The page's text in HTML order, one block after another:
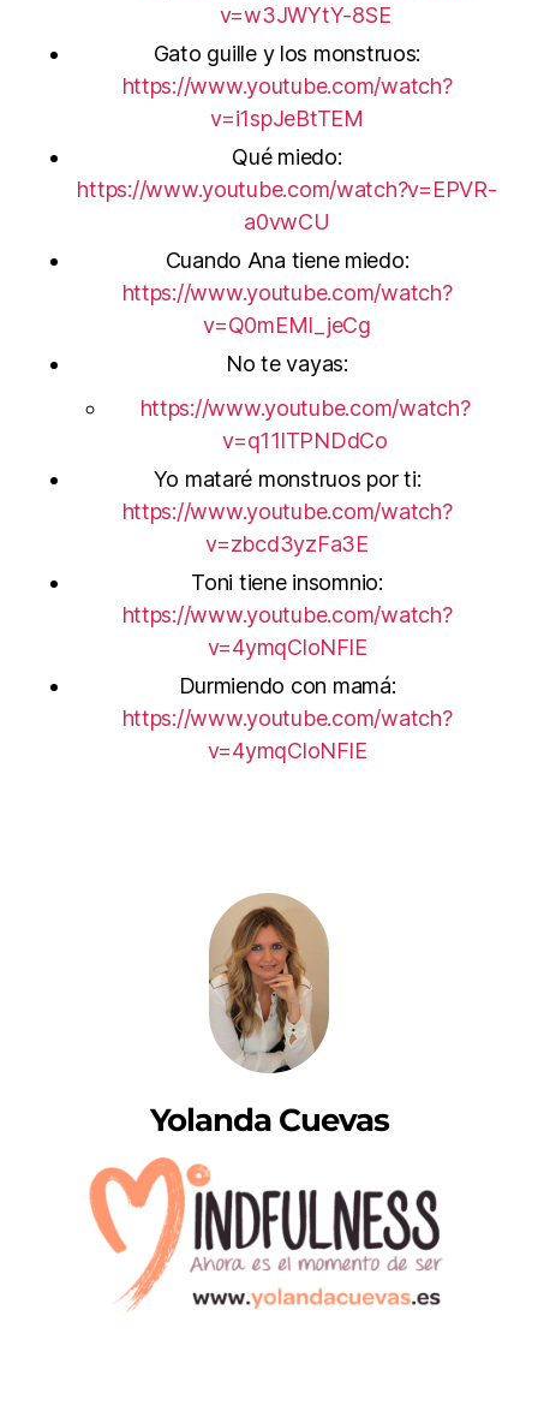
v=w3JWYtY-8SE
Gato guille y los monstruos:
https://www.youtube.com/watch?
v=i1spJeBtTEM
Qué miedo:
https://www.youtube.com/watch?v=EPVR-
a0vwCU
Cuando Ana tiene miedo:
https://www.youtube.com/watch?
v=Q0mEMI_jeCg
No te vayas:
https://www.youtube.com/watch?
v=q11lTPNDdCo
Yo mataré monstruos por ti:
https://www.youtube.com/watch?
v=zbcd3yzFa3E
Toni tiene insomnio:
https://www.youtube.com/watch?
v=4ymqCloNFlE
Durmiendo con mamá:
https://www.youtube.com/watch?
v=4ymqCloNFlE
Yolanda Cuevas